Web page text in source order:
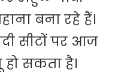
बना रहे हैं।
सीटों पर आज
सकता है।